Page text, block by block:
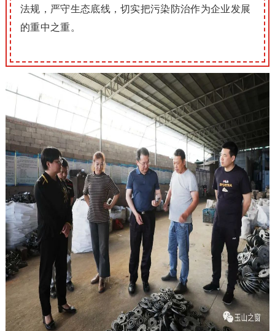
法规，严守生态底线，切实把污染防治作为企业发展
的重中之重。